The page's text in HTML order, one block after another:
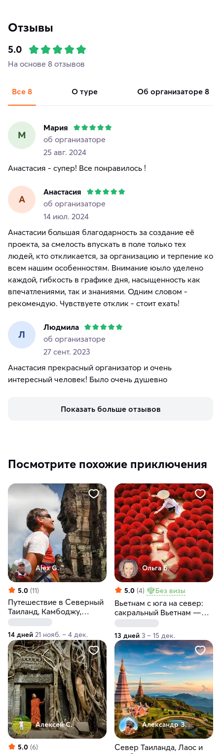
Отзывы
5.0
На основе 8 отзывов
Все 8 о туре об организаторе 8
М
Мария
об организаторе
25 авг. 2024
Анастасия - супер! Все понравилось !
А
Анастасия
об организаторе
14 июл. 2024
Анастасии большая благодарность за создание её
проекта, за смелость впускать в поле только тех
людей, кто откликается, за организацию и терпение ко
всем нашим особенностям. Внимание юыло уделено
каждой, гибкость в графике дня, насыщенность как
впечатлениями, так и знаниями. Одним словом -
рекомендую. Чувствуете отклик - стоит ехать!
Л
Людмила
об организаторе
27 сент. 2023
Анастасия прекрасный организатор и очень
интересный человек! Было очень душевно
Показать больше отзывов
Посмотрите похожие приключения
Alex G.
5.0 (11)
Путешествие в Северный
Таиланд, Камбоджу,
14 дней 21 нояб. – 4 дек.
Ольга Б.
5.0 (4) Без визы
Вьетнам с юга на север:
сакральный Вьетнам —
13 дней 3 – 15 дек.
Алексей С.
5.0 (6)
Александр З.
Север Таиланда, Лаос и